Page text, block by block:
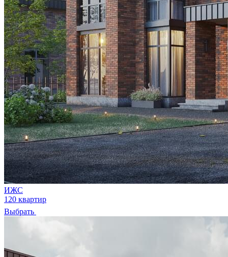
ИЖС
120 квартир
Выбрать